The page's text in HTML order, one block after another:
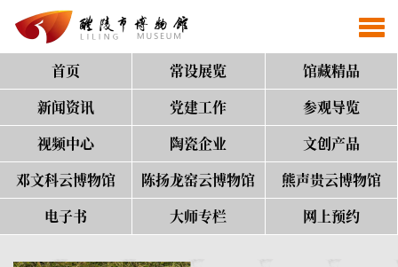
首页 常设展览
馆藏精品
新闻资讯
党建工作
参观导览
视频中心
陶瓷企业
文创产品
邓文科云博物馆
陈扬龙窑云博物馆
熊声贵云博物馆
电子书
大师专栏 网上预约